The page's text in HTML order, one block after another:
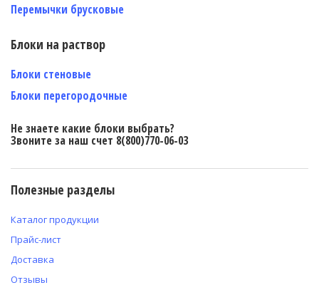
Перемычки брусковые
Блоки на раствор
Блоки стеновые
Блоки перегородочные
Не знаете какие блоки выбрать?
Звоните за наш счет 8(800)770-06-03
Полезные разделы
Каталог продукции
Прайс-лист
Доставка
Отзывы